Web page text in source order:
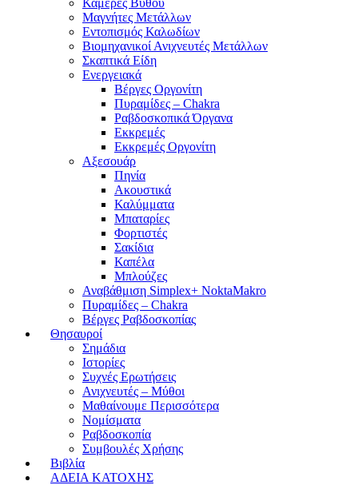
Μαγνήτες Μετάλλων
Εντοπισμός Καλωδίων
Βιομηχανικοί Ανιχνευτές Μετάλλων
Σκαπτικά Είδη
Ενεργειακά
Βέργες Οργονίτη
Πυραμίδες – Chakra
Ραβδοσκοπικά Όργανα
Εκκρεμές
Εκκρεμές Οργονίτη
Αξεσουάρ
Πηνία
Ακουστικά
Καλύμματα
Μπαταρίες
Φορτιστές
Σακίδια
Καπέλα
Μπλούζες
Αναβάθμιση Simplex+ NoktaMakro
Πυραμίδες – Chakra
Βέργες Ραβδοσκοπίας
Θησαυροί
Σημάδια
Ιστορίες
Συχνές Ερωτήσεις
Ανιχνευτές – Μύθοι
Μαθαίνουμε Περισσότερα
Νομίσματα
Ραβδοσκοπία
Συμβουλές Χρήσης
Βιβλία
ΑΔΕΙΑ ΚΑΤΟΧΗΣ